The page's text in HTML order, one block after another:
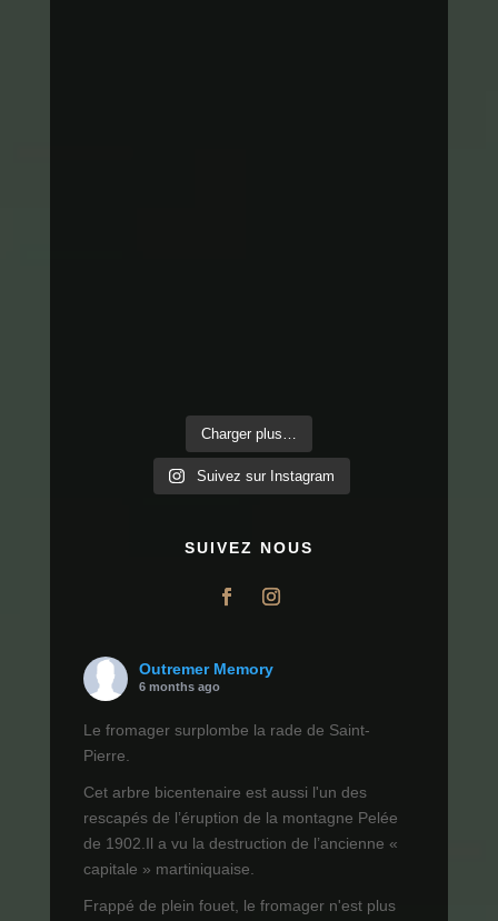
Charger plus…
Suivez sur Instagram
SUIVEZ NOUS
Outremer Memory
6 months ago
Le fromager surplombe la rade de Saint-
Pierre.
Cet arbre bicentenaire est aussi l'un des
rescapés de l’éruption de la montagne Pelée
de 1902.Il a vu la destruction de l’ancienne «
capitale » martiniquaise.
Frappé de plein fouet, le fromager n'est plus